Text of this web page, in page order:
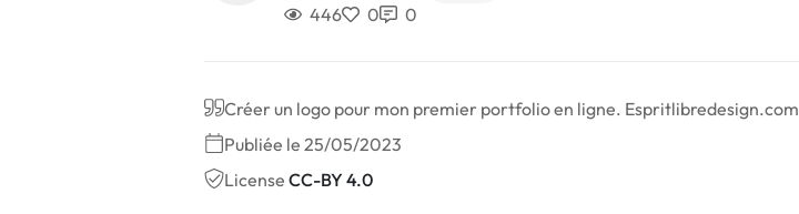
446 0 0
Créer un logo pour mon premier portfolio en ligne. Espritlibredesign.com
Publiée le 25/05/2023
License CC-BY 4.0